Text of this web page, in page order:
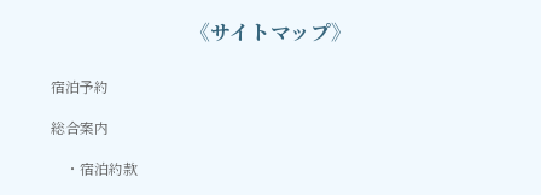
《サイトマップ》
宿泊予約
総合案内
宿泊約款